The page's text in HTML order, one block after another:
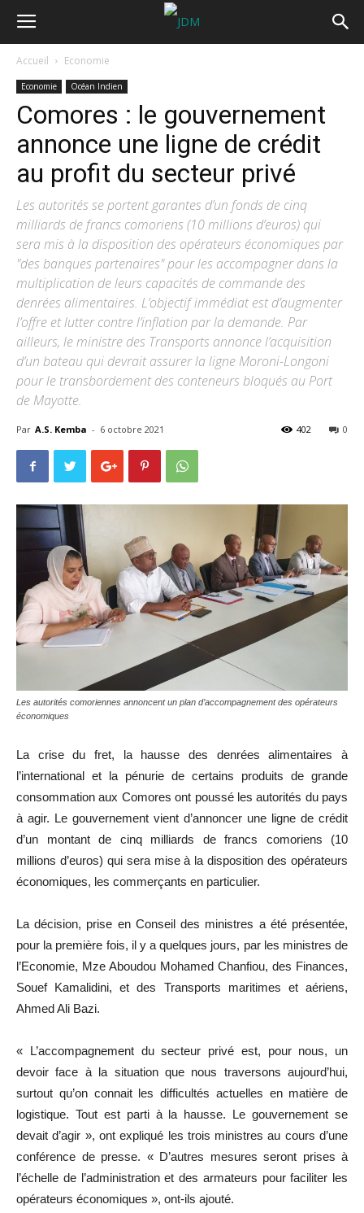
Accueil Economie
Economie Océan Indien
Comores : le gouvernement
annonce une ligne de crédit
au profit du secteur privé
Les autorités se portent garantes d’un fonds de cinq
milliards de francs comoriens (10 millions d’euros) qui
sera mis à la disposition des opérateurs économiques par
"des banques partenaires" pour les accompagner dans la
multiplication de leurs capacités de commande des
denrées alimentaires. L’objectif immédiat est d’augmenter
l’offre et lutter contre l’inflation par la demande. Par
ailleurs, le ministre des Transports annonce l’acquisition
d’un bateau qui devrait assurer la ligne Moroni-Longoni
pour le transbordement des conteneurs bloqués au Port
de Mayotte.
Par A.S. Kemba - 6 octobre 2021 0
402
Les autorités comoriennes annoncent un plan d’accompagnement des opérateurs
économiques
La crise du fret, la hausse des denrées alimentaires à
l’international et la pénurie de certains produits de grande
consommation aux Comores ont poussé les autorités du pays
à agir. Le gouvernement vient d’annoncer une ligne de crédit
d’un montant de cinq milliards de francs comoriens (10
millions d’euros) qui sera mise à la disposition des opérateurs
économiques, les commerçants en particulier.
La décision, prise en Conseil des ministres a été présentée,
pour la première fois, il y a quelques jours, par les ministres de
l’Economie, Mze Aboudou Mohamed Chanfiou, des Finances,
Souef Kamalidini, et des Transports maritimes et aériens,
Ahmed Ali Bazi.
« L’accompagnement du secteur privé est, pour nous, un
devoir face à la situation que nous traversons aujourd’hui,
surtout qu’on connait les difficultés actuelles en matière de
logistique. Tout est parti à la hausse. Le gouvernement se
devait d’agir », ont expliqué les trois ministres au cours d’une
conférence de presse. « D’autres mesures seront prises à
l’échelle de l’administration et des armateurs pour faciliter les
opérateurs économiques », ont-ils ajouté.